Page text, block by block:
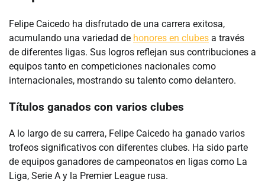
Felipe Caicedo ha disfrutado de una carrera exitosa,
acumulando una variedad de honores en clubes a través
de diferentes ligas. Sus logros reflejan sus contribuciones a
equipos tanto en competiciones nacionales como
internacionales, mostrando su talento como delantero.
Títulos ganados con varios clubes
A lo largo de su carrera, Felipe Caicedo ha ganado varios
trofeos significativos con diferentes clubes. Ha sido parte
de equipos ganadores de campeonatos en ligas como La
Liga, Serie A y la Premier League rusa.